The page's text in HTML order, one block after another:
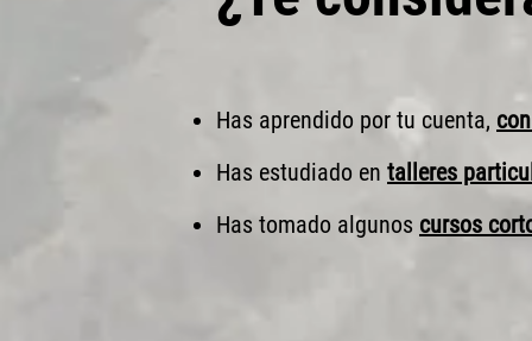
Has aprendido por tu cuenta,
Has estudiado en talleres
Has tomado algunos cursos